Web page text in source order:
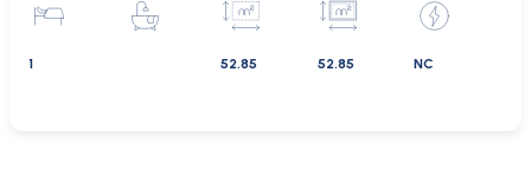
1 52.85 52.85 NC